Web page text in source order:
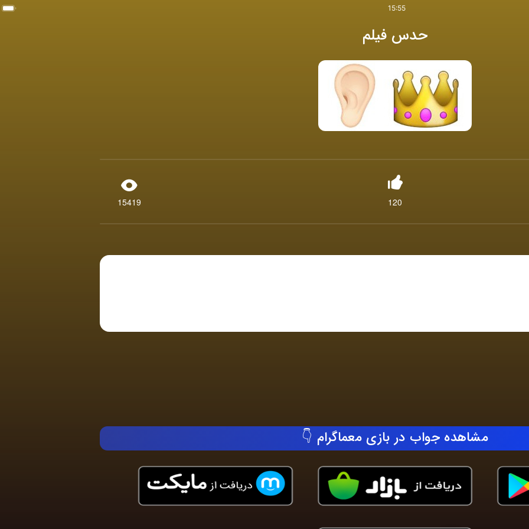
15:55
حدس فیلم
15419 120
مشاهده جواب در بازی معماگرام 👇